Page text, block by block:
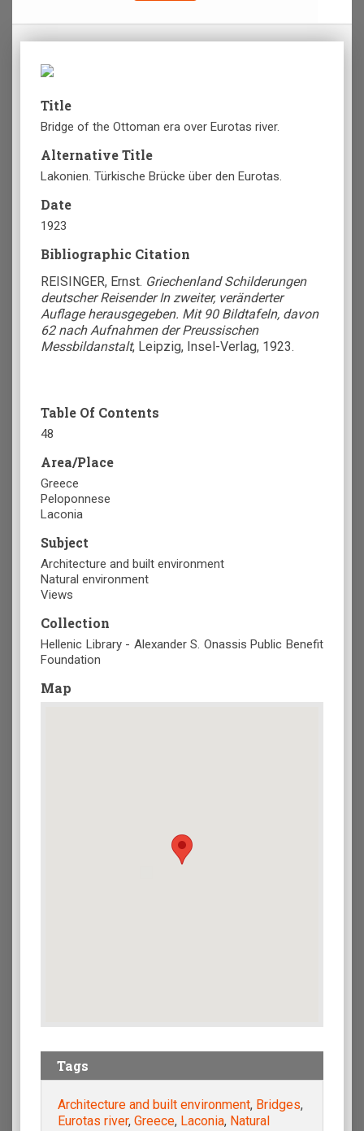
Title
Bridge of the Ottoman era over Eurotas river.
Alternative Title
Lakonien. Türkische Brücke über den Eurotas.
Date
1923
Bibliographic Citation
REISINGER, Ernst. Griechenland Schilderungen
deutscher Reisender In zweiter, veränderter
Auflage herausgegeben. Mit 90 Bildtafeln, davon
62 nach Aufnahmen der Preussischen
Messbildanstalt, Leipzig, Insel-Verlag, 1923.
Table Of Contents
48
Area/Place
Greece
Peloponnese
Laconia
Subject
Architecture and built environment
Natural environment
Views
Collection
Hellenic Library - Alexander S. Onassis Public Benefit
Foundation
Map
Tags
Architecture and built environment, Bridges,
Eurotas river, Greece, Laconia, Natural